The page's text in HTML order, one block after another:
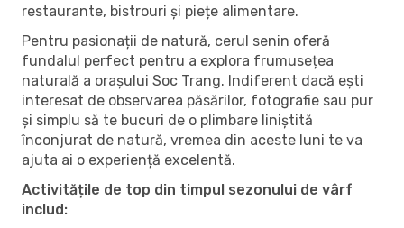
restaurante, bistrouri și piețe alimentare.
Pentru pasionații de natură, cerul senin oferă
fundalul perfect pentru a explora frumusețea
naturală a orașului Soc Trang. Indiferent dacă ești
interesat de observarea păsărilor, fotografie sau pur
și simplu să te bucuri de o plimbare liniștită
înconjurat de natură, vremea din aceste luni te va
ajuta ai o experiență excelentă.
Activitățile de top din timpul sezonului de vârf
includ: